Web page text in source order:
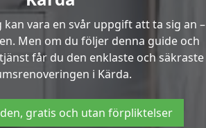
vara en svår uppgift att ta sig an –
Men om du följer denna guide och
får du den enklaste och säkraste
i Kärda.
gratis och utan förpliktelser